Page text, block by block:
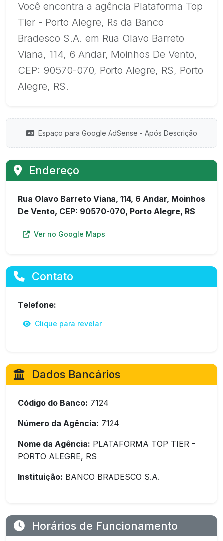
Você encontra a agência Plataforma Top
Tier - Porto Alegre, Rs da Banco
Bradesco S.A. em Rua Olavo Barreto
Viana, 114, 6 Andar, Moinhos De Vento,
CEP: 90570-070, Porto Alegre, RS, Porto
Alegre, RS.
Espaço para Google AdSense - Após Descrição
Endereço
Rua Olavo Barreto Viana, 114, 6 Andar, Moinhos
De Vento, CEP: 90570-070, Porto Alegre, RS
Ver no Google Maps
Contato
Telefone:
Clique para revelar
Dados Bancários
Código do Banco: 7124
Número da Agência: 7124
Nome da Agência: PLATAFORMA TOP TIER -
PORTO ALEGRE, RS
Instituição: BANCO BRADESCO S.A.
Horários de Funcionamento